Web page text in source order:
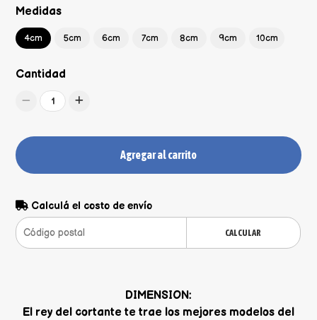
Medidas
4cm 5cm 6cm 7cm 8cm 9cm 10cm
Cantidad
1
Agregar al carrito
Calculá el costo de envío
CALCULAR
DIMENSION:
El rey del cortante te trae los mejores modelos del